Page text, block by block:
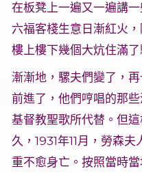
在板凳上一遍又一遍講
六福客棧生意日漸紅火
樓上樓下幾個大炕住滿了
漸漸地，騾夫們變了，
前進了，他們哼唱的那
基督教聖歌所代替。但
久，1931年11月，勞森
重不愈身亡。按照當時